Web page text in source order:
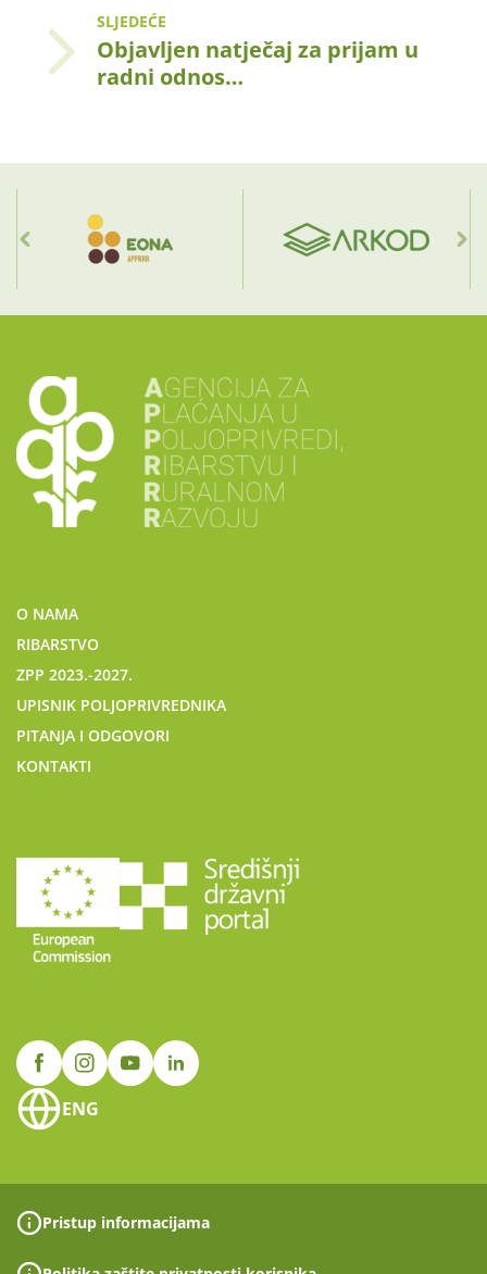
SLJEDEĆE
Objavljen natječaj za prijam u
radni odnos…
O NAMA
RIBARSTVO
ZPP 2023.-2027.
UPISNIK POLJOPRIVREDNIKA
PITANJA I ODGOVORI
KONTAKTI
ENG
Pristup informacijama